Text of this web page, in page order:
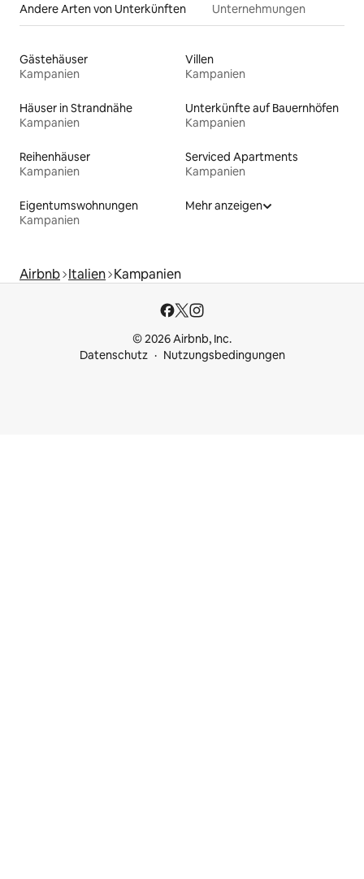
Andere Arten von Unterkünften Unternehmungen
Gästehäuser
Kampanien
Villen
Kampanien
Häuser in Strandnähe
Kampanien
Unterkünfte auf Bauernhöfen
Kampanien
Reihenhäuser
Kampanien
Serviced Apartments
Kampanien
Eigentumswohnungen
Kampanien
Mehr anzeigen
Airbnb Italien Kampanien
© 2026 Airbnb, Inc.
Datenschutz
Nutzungsbedingungen